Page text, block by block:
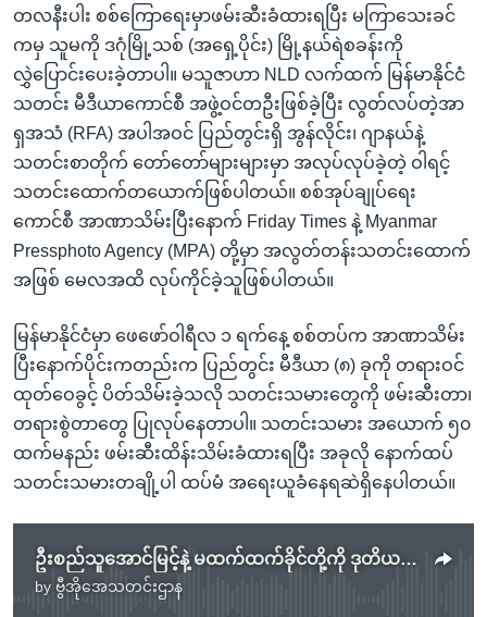
တလနီးပါး စစ်ကြောရေးမှာဖမ်းဆီးခံထားရပြီး မကြာသေးခင်
ကမှ သူမကို ဒဂုံမြို့သစ် (အရှေ့ပိုင်း) မြို့နယ်ရဲစခန်းကို
လွှဲပြောင်းပေးခဲ့တာပါ။ မသူဇာဟာ NLD လက်ထက် မြန်မာနိုင်ငံ
သတင်း မီဒီယာကောင်စီ အဖွဲ့ဝင်တဦးဖြစ်ခဲ့ပြီး လွတ်လပ်တဲ့အာ
ရှအသံ (RFA) အပါအဝင် ပြည်တွင်းရှိ အွန်လိုင်း၊ ဂျာနယ်နဲ့
သတင်းစာတိုက် တော်တော်များများမှာ အလုပ်လုပ်ခဲ့တဲ့ ဝါရင့်
သတင်းထောက်တယောက်ဖြစ်ပါတယ်။ စစ်အုပ်ချုပ်ရေး
ကောင်စီ အာဏာသိမ်းပြီးနောက် Friday Times နဲ့ Myanmar
Pressphoto Agency (MPA) တို့မှာ အလွတ်တန်းသတင်းထောက်
အဖြစ် မေလအထိ လုပ်ကိုင်ခဲ့သူဖြစ်ပါတယ်။
မြန်မာနိုင်ငံမှာ ဖေဖော်ဝါရီလ ၁ ရက်နေ့ စစ်တပ်က အာဏာသိမ်း
ပြီးနောက်ပိုင်းကတည်းက ပြည်တွင်း မီဒီယာ (၈) ခုကို တရားဝင်
ထုတ်ဝေခွင့် ပိတ်သိမ်းခဲ့သလို သတင်းသမားတွေကို ဖမ်းဆီးတာ၊
တရားစွဲတာတွေ ပြုလုပ်နေတာပါ။ သတင်းသမား အယောက် ၅၀
ထက်မနည်း ဖမ်းဆီးထိန်းသိမ်းခံထားရပြီး အခုလို နောက်ထပ်
သတင်းသမားတချို့ပါ ထပ်မံ အရေးယူခံနေရဆဲရှိနေပါတယ်။
ဦးစည်သူအောင်မြင့်နဲ့ မထက်ထက်ခိုင်တို့ကို ဒုတိယအကြိမ်ရုံးထုတ်
by ဗွီအိုအေသတင်းဌာန
No media source currently available